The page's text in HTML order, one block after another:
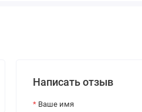
Написать отзыв
Ваше имя